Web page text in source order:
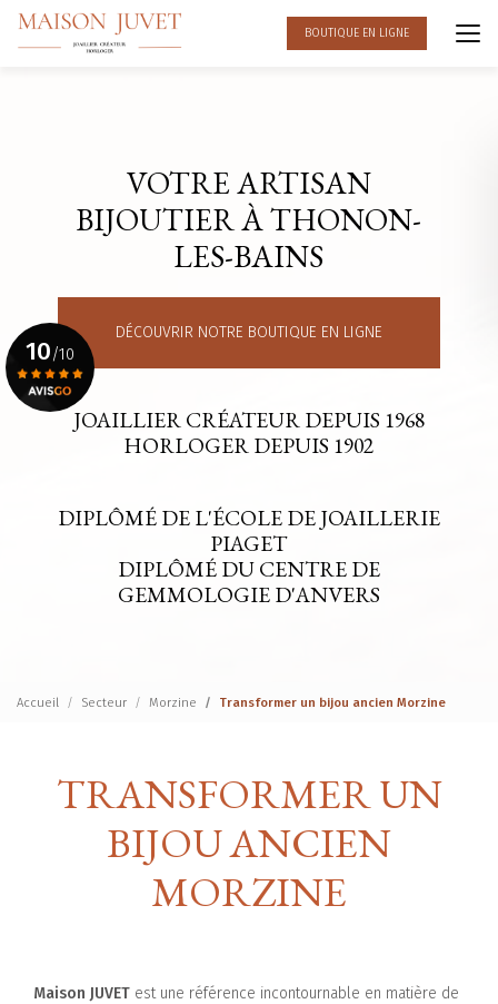
Aller
contenu
BOUTIQUE EN LIGNE
VOTRE ARTISAN
BIJOUTIER À THONON-
LES-BAINS
DÉCOUVRIR NOTRE BOUTIQUE EN LIGNE
JOAILLIER CRÉATEUR DEPUIS 1968
HORLOGER DEPUIS 1902
DIPLÔMÉ DE L'ÉCOLE DE JOAILLERIE
PIAGET
DIPLÔMÉ DU CENTRE DE
GEMMOLOGIE D'ANVERS
10/10
Voir le certificat
Accueil Secteur Morzine Transformer un bijou ancien Morzine
TRANSFORMER UN
BIJOU ANCIEN
MORZINE
Maison JUVET est une référence incontournable en matière de